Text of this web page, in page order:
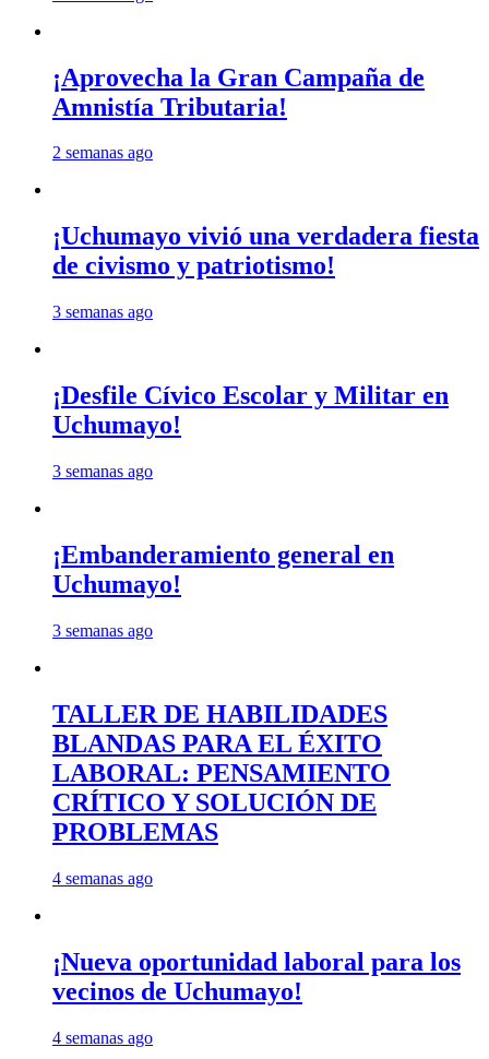
¡Aprovecha la Gran Campaña de
Amnistía Tributaria!
2 semanas ago
¡Uchumayo vivió una verdadera fiesta
de civismo y patriotismo!
3 semanas ago
¡Desfile Cívico Escolar y Militar en
Uchumayo!
3 semanas ago
¡Embanderamiento general en
Uchumayo!
3 semanas ago
TALLER DE HABILIDADES
BLANDAS PARA EL ÉXITO
LABORAL: PENSAMIENTO
CRÍTICO Y SOLUCIÓN DE
PROBLEMAS
4 semanas ago
¡Nueva oportunidad laboral para los
vecinos de Uchumayo!
4 semanas ago